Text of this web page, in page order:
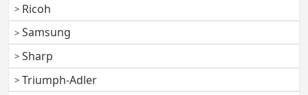
Ricoh
Samsung
Sharp
Triumph-Adler